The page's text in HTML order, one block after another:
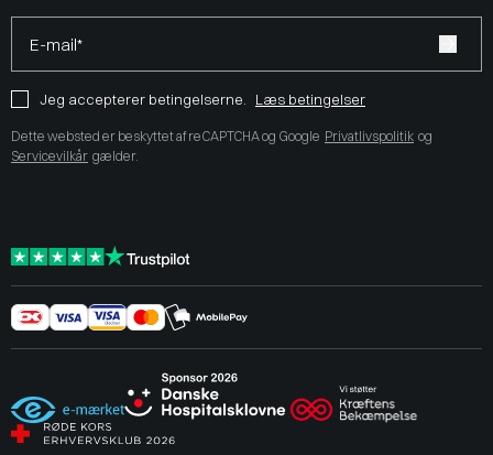
E-mail*
Jeg accepterer betingelserne. Læs betingelser
Dette websted er beskyttet af reCAPTCHA og Google Privatlivspolitik og
Servicevilkår gælder.